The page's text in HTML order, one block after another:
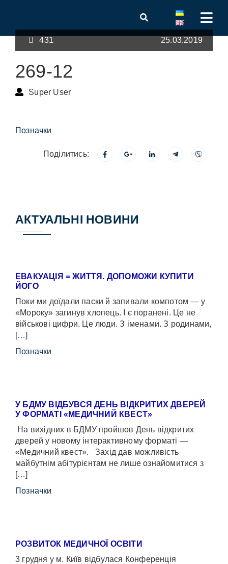
431 25.03.2019
269-12
Super User
Позначки
Поділитись:
АКТУАЛЬНІ НОВИНИ
ЕВАКУАЦІЯ = ЖИТТЯ. ДОПОМОЖИ КУПИТИ
ЙОГО
Поки ми доїдали паски й запивали компотом — у
«Мороку» загинув хлопець. І є поранені. Це не
військові цифри. Це люди. З іменами. З родинами,
[…]
Позначки
У БДМУ ВІДБУВСЯ ДЕНЬ ВІДКРИТИХ ДВЕРЕЙ
У ФОРМАТІ «МЕДИЧНИЙ КВЕСТ»
На вихідних в БДМУ пройшов День відкритих
дверей у новому інтерактивному форматі —
«Медичний квест». Захід дав можливість
майбутнім абітурієнтам не лише ознайомитися з
[…]
Позначки
РОЗВИТОК МЕДИЧНОЇ ОСВІТИ
3 грудня у м. Київ відбулася Конференція